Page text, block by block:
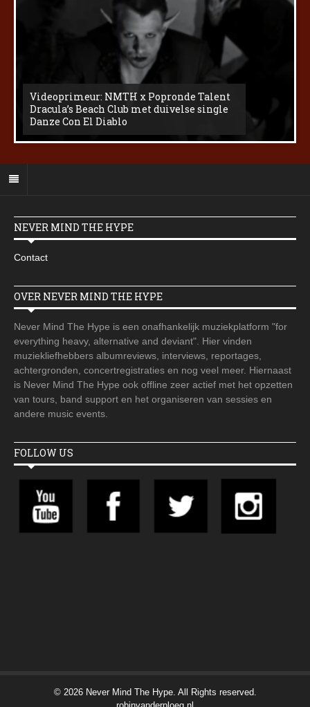
Videoprimeur: NMTH x Popronde Talent
Dracula’s Beach Club met duivelse single
Danze Con El Diablo
NEVER MIND THE HYPE
Contact
OVER NEVER MIND THE HYPE
Never Mind The Hype is een onafhankelijk muziekplatform "for
everything heavy, alternative and deviant". Hier vinden
muziekliefhebbers albumreviews, interviews, reportages,
achtergronden, concertregistraties en nog veel meer. Hiernaast
is Never Mind The Hype ook offline zeer actief met het opzetten
van tours, band support en het organiseren van sessies en
andere music events.
FOLLOW US
© 2026 Never Mind The Hype. All Rights reserved.